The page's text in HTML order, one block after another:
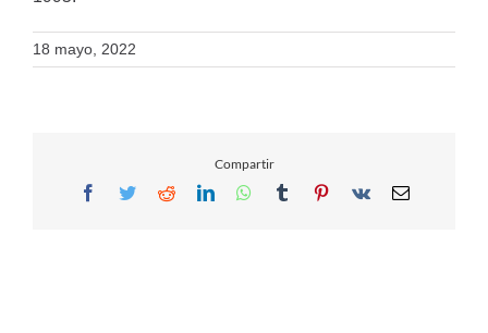
18 mayo, 2022
Compartir
Facebook
TwitterRedditLinkedInWhatsApp
TumblrPinterest
Vk Email